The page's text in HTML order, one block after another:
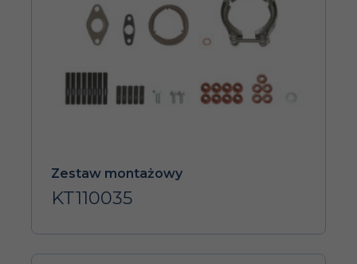
Zestaw montażowy
KT110035